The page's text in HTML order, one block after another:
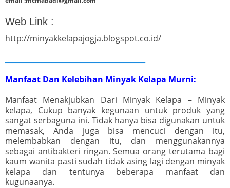
Web Link :
http://minyakkelapajogja.blogspot.co.id/
Manfaat Dan Kelebihan Minyak Kelapa Murni:
Manfaat Menakjubkan Dari Minyak Kelapa – Minyak
kelapa, Cukup banyak kegunaan untuk produk yang
sangat serbaguna ini. Tidak hanya bisa digunakan untuk
memasak, Anda juga bisa mencuci dengan itu,
melembabkan dengan itu, dan menggunakannya
sebagai antibakteri ringan. Semua orang terutama bagi
kaum wanita pasti sudah tidak asing lagi dengan minyak
kelapa dan tentunya beberapa manfaat dan
kugunaanya.